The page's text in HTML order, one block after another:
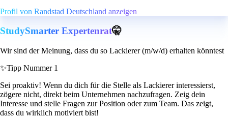
Profil von Randstad Deutschland anzeigen
StudySmarter Expertenrat🤫
Wir sind der Meinung, dass du so Lackierer (m/w/d) erhalten könntest
✨Tipp Nummer 1
Sei proaktiv! Wenn du dich für die Stelle als Lackierer interessierst,
zögere nicht, direkt beim Unternehmen nachzufragen. Zeig dein
Interesse und stelle Fragen zur Position oder zum Team. Das zeigt,
dass du wirklich motiviert bist!